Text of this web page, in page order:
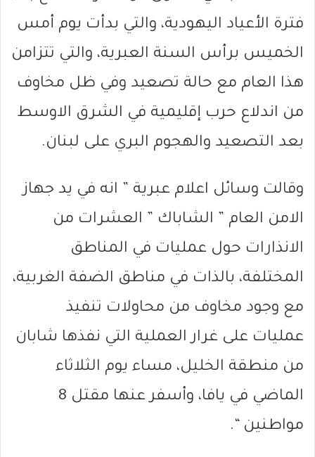
فترة الأعياد اليهودية، والتي بدأت يوم أمس
الخميس برأس السنة العبرية، والتي تتزامن
هذا العام مع حالة تصعيد وفي ظل مخاوف
من اندلاع حرب إقليمية في الشرق الاوسط
بعد التصعيد والهجوم البري على لبنان.
وقالت وسائل اعلام عبرية ” انه في يد جهاز
الامن العام ” الشاباك ” العشرات من
الانذارات حول عمليات في المناطق
المختلفة، بالذات في مناطق الضفة الغربية،
مع وجود مخاوف من محاولات تنفيذ
عمليات على غرار العملية التي نفذها شابان
من منطقة الخليل، مساء يوم الثلاثاء
الماضي في يافا، وأسفر عنها مقتل 8
مواطنين “.